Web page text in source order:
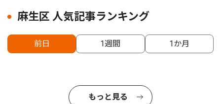
麻生区 人気記事ランキング
前日 1週間 1か月
もっと見る